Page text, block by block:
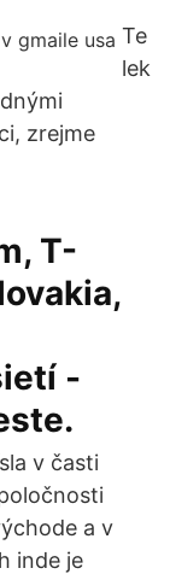
Te
lek
zrejme
T-
-
v časti
a v
inde je